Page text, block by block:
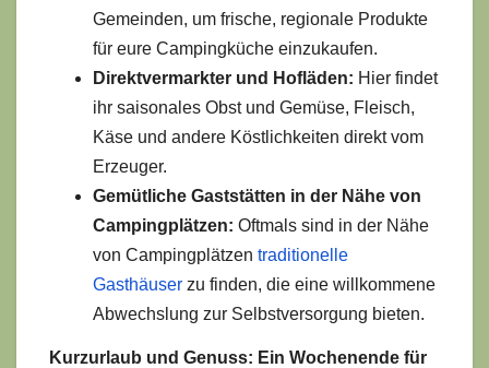
Gemeinden, um frische, regionale Produkte
für eure Campingküche einzukaufen.
Direktvermarkter und Hofläden: Hier findet
ihr saisonales Obst und Gemüse, Fleisch,
Käse und andere Köstlichkeiten direkt vom
Erzeuger.
Gemütliche Gaststätten in der Nähe von
Campingplätzen: Oftmals sind in der Nähe
von Campingplätzen traditionelle
Gasthäuser zu finden, die eine willkommene
Abwechslung zur Selbstversorgung bieten.
Kurzurlaub und Genuss: Ein Wochenende für